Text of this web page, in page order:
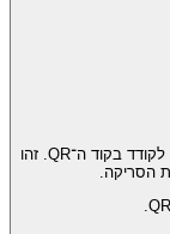
הוסיפו את הטקסט, ה־URL או כל נתון אחר שתרצו לקודד בקוד ה־QR. זהו